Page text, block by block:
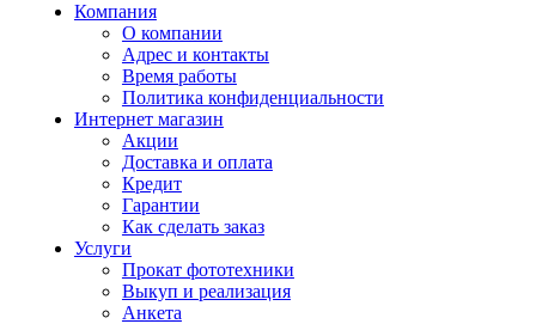
Компания
О компании
Адрес и контакты
Время работы
Политика конфиденциальности
Интернет магазин
Акции
Доставка и оплата
Кредит
Гарантии
Как сделать заказ
Услуги
Прокат фототехники
Выкуп и реализация
Анкета